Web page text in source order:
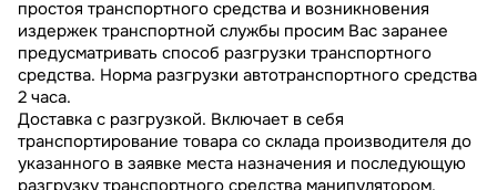
простоя транспортного средства и возникновения
издержек транспортной службы просим Вас заранее
предусматривать способ разгрузки транспортного
средства. Норма разгрузки автотранспортного средства
2 часа.
Доставка с разгрузкой. Включает в себя
транспортирование товара со склада производителя до
указанного в заявке места назначения и последующую